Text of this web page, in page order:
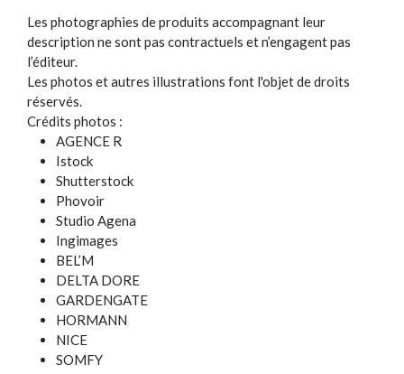
Les photographies de produits accompagnant leur
description ne sont pas contractuels et n’engagent pas
l’éditeur.
Les photos et autres illustrations font l'objet de droits
réservés.
Crédits photos :
AGENCE R
Istock
Shutterstock
Phovoir
Studio Agena
Ingimages
BEL’M
DELTA DORE
GARDENGATE
HORMANN
NICE
SOMFY